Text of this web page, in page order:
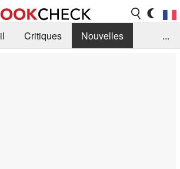
Critiques
Nouvelles
...